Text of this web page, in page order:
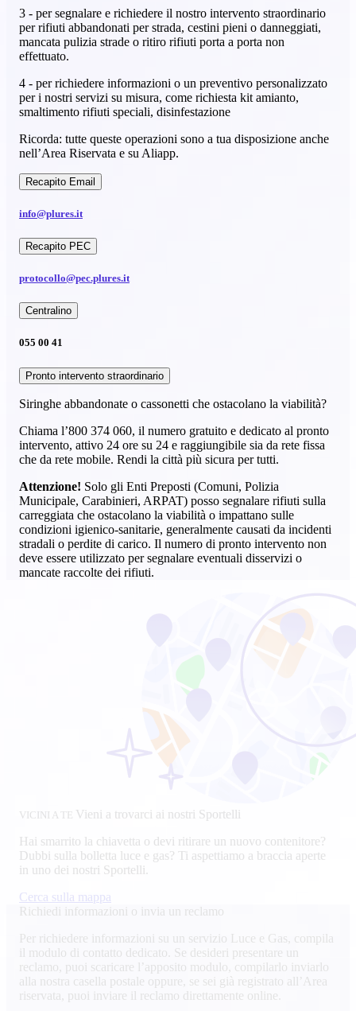
3 - per segnalare e richiedere il nostro intervento straordinario
per rifiuti abbandonati per strada, cestini pieni o danneggiati,
mancata pulizia strade o ritiro rifiuti porta a porta non
effettuato.
4 - per richiedere informazioni o un preventivo personalizzato
per i nostri servizi su misura, come richiesta kit amianto,
smaltimento rifiuti speciali, disinfestazione
Ricorda: tutte queste operazioni sono a tua disposizione anche
nell’Area Riservata e su Aliapp.
Recapito Email
info@plures.it
Recapito PEC
protocollo@pec.plures.it
Centralino
055 00 41
Pronto intervento straordinario
Siringhe abbandonate o cassonetti che ostacolano la viabilità?
Chiama l’800 374 060, il numero gratuito e dedicato al pronto
intervento, attivo 24 ore su 24 e raggiungibile sia da rete fissa
che da rete mobile. Rendi la città più sicura per tutti.
Attenzione! Solo gli Enti Preposti (Comuni, Polizia
Municipale, Carabinieri, ARPAT) posso segnalare rifiuti sulla
carreggiata che ostacolano la viabilità o impattano sulle
condizioni igienico-sanitarie, generalmente causati da incidenti
stradali o perdite di carico. Il numero di pronto intervento non
deve essere utilizzato per segnalare eventuali disservizi o
mancate raccolte dei rifiuti.
VICINI A TE Vieni a trovarci ai nostri Sportelli
Hai smarrito la chiavetta o devi ritirare un nuovo contenitore?
Dubbi sulla bolletta luce e gas? Ti aspettiamo a braccia aperte
in uno dei nostri Sportelli.
Cerca sulla mappa
Richiedi informazioni o invia un reclamo
Per richiedere informazioni su un servizio Luce e Gas, compila
il modulo di contatto dedicato. Se desideri presentare un
reclamo, puoi scaricare l’apposito modulo, compilarlo inviarlo
alla nostra casella postale oppure, se sei già registrato all’Area
riservata, puoi inviare il reclamo direttamente online.